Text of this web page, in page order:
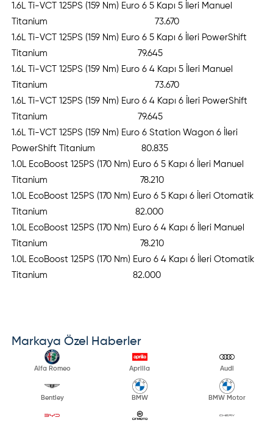
1.6L Ti-VCT 125PS (159 Nm) Euro 6 5 Kapı 5 İleri Manuel
Titanium 73.670
1.6L Ti-VCT 125PS (159 Nm) Euro 6 5 Kapı 6 İleri PowerShift
Titanium 79.645
1.6L Ti-VCT 125PS (159 Nm) Euro 6 4 Kapı 5 İleri Manuel
Titanium 73.670
1.6L Ti-VCT 125PS (159 Nm) Euro 6 4 Kapı 6 İleri PowerShift
Titanium 79.645
1.6L Ti-VCT 125PS (159 Nm) Euro 6 Station Wagon 6 İleri
PowerShift Titanium 80.835
1.0L EcoBoost 125PS (170 Nm) Euro 6 5 Kapı 6 İleri Manuel
Titanium 78.210
1.0L EcoBoost 125PS (170 Nm) Euro 6 5 Kapı 6 İleri Otomatik
Titanium 82.000
1.0L EcoBoost 125PS (170 Nm) Euro 6 4 Kapı 6 İleri Manuel
Titanium 78.210
1.0L EcoBoost 125PS (170 Nm) Euro 6 4 Kapı 6 İleri Otomatik
Titanium 82.000
Markaya Özel Haberler
Alfa Romeo Aprilia Audi
Bentley BMW BMW Motor